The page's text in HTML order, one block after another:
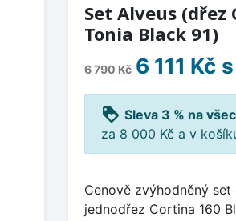
Set Alveus
Tonia Black 91)
6 790 Kč 6 111 Kč
loyalty Sleva 3 % na
za 8 000 Kč a v
Cenově zvýhodněný
jednodřez Cortina 160